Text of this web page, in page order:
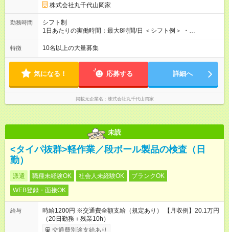
慮して決定します。 ◎残業代は別途全額支給します。 ＼昇格に
合わせてしっかり給与UP／ ◎一般社員：月収30万円～36万円 ※
⽉30時間分の残業時間および深夜⼿当を含んだ想定給与です ◎
店長：45万円以上 ◎ミドル店長：46万円以上 ◎ミドル店長（最
ェック等、客観的な評価によって、昇格していきます。 【試用
期間】試用期間あり 試用期間の長さ：3ヶ月 雇用形態、給与は
本採用時と同じです。 ＜研修体制に自信あり！＞ 入社後は、研
修センターで基本から学び直すことが可能です。配属後も、ベ
テランスタッフがマンツーマンでサポート。さらに、1ヶ月後に
は再び研修センターで調理技術を磨く集中研修を受けられるの
株式会社丸千代山岡家
勤務時間
シフト制
1日あたりの実働時間：最大8時間/日 ＜シフト例＞ ・
9:00~18:00（早番固定） ・12:00~21:00（遅番固定） ・18:00~
翌3:00（夜勤固定） ※2週間～1ヶ月ごとにローテーション ※24
30時間前後（1~2時間 / 日）
特徴 10名以上の大量募集
気になる！ 応募する 詳細へ
掲載元企業名 株式会社丸千代山岡家
未読
<タイパ抜群>軽作業／段ボール製品の検査（日
勤）
派遣 職種未経験OK 社会人未経験OK
ブランクOK
WEB登録・面接OK
給与
時給1200円 ※交通費全額支給（規定あり） 【月収例】20.1万円
（20日勤務＋残業10h）
交通費別途支給あり